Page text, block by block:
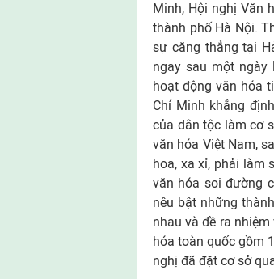
Minh, Hội nghị Văn
thành phố Hà Nội.
sự căng thẳng tại
ngay sau một ngày
hoạt động văn hóa
Chí Minh khẳng
của dân tộc làm cơ
văn hóa Việt Nam,
hoa, xa xỉ, phải làm
văn hóa soi đường
nêu bật những
nhau và đề ra
hóa toàn quốc gồm
nghị đã đặt cơ sở